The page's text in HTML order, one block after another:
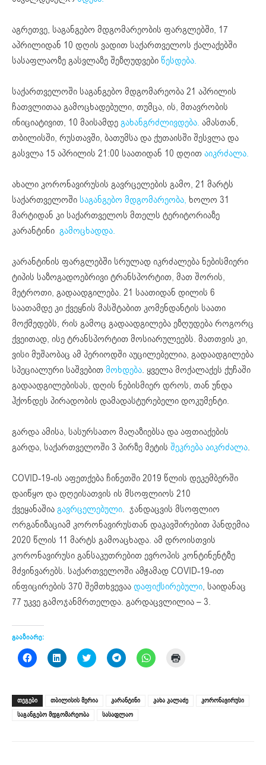
აგრეთვე, საგანგებო მდგომარეობის ფარგლებში, 17
აპრილიდან 10 დღის ვადით საქართველოს ქალაქებში
სასაფლაოზე გასვლაზე შეზღუდვები წესდება.
საქართველოში საგანგებო მდგომარეობა 21 აპრილის
ჩათვლითაა გამოცხადებული, თუმცა, ის, მთავრობის
ინიციატივით, 10 მაისამდეგახანგრძლივდება. ამასთან,
თბილისში, რუსთავში, ბათუმსა და ქუთაისში შესვლა და
გასვლა 15 აპრილის 21:00 საათიდან 10 დღითაიკრძალა.
ახალი კორონავირუსის გავრცელების გამო, 21 მარტს
საქართველოში საგანგებო მდგომარეობა, ხოლო 31
მარტიდან კი საქართველოს მთელს ტერიტორიაზე
კარანტინი გამოცხადდა.
კარანტინის ფარგლებში სრულად იკრძალება ნებისმიერი
ტიპის საზოგადოებრივი ტრანსპორტით, მათ შორის,
მეტროთი, გადაადგილება. 21 საათიდან დილის 6
საათამდე კი ქვეყნის მასშტაბით კომენდანტის საათი
მოქმედებს, რის გამოც გადაადგილება ეზღუდება როგორც
ქვეითად, ისე ტრანსპორტით მოსიარულეებს. მათთვის კი,
ვისი მუშაობაც ამ პერიოდში აუცილებელია, გადაადგილება
სპეციალური საშვებითმოხდება. ყველა მოქალაქეს ქუჩაში
გადაადგილებისას, დღის ნებისმიერ დროს, თან უნდა
ჰქონდეს პირადობის დამადასტურებელი დოკუმენტი.
გარდა ამისა, სასურსათო მაღაზიებსა და აფთიაქების
გარდა, საქართველოში 3 პირზე მეტის შეკრება აიკრძალა.
COVID-19-ის აფეთქება ჩინეთში 2019 წლის დეკემბერში
დაიწყო და დღეისათვის ის მსოფლიოს 210
ქვეყანაშიაგავრცელებული. ჯანდაცვის მსოფლიო
ორგანიზაციამ კორონავირუსთან დაკავშირებით პანდემია
2020 წლის 11 მარტს გამოაცხადა. ამ დროისთვის
კორონავირუსი განსაკუთრებით ევროპის კონტინენტზე
მძვინვარებს. საქართველოში ამჟამად COVID-19-ით
ინფიცირების 370 შემთხვევაადაფიქსირებული, საიდანაც
77 უკვე გამოჯანმრთელდა. გარდაცვლილია – 3.
გააზიარე:
Click
to
(Opens
in
new
window)
Click
to
(Opens
in
new
window)
Click
to
in
new
window)
Click
to
(Opens
in
new
window)
Click
to
(Opens
in
new
window)
ᲗᲔᲒᲔᲑᲘ თბილისის მერია კარანტინი კახა კალაძე
კორონავირუსი
საგანგებო მდგომარეობა
სასაფლაო